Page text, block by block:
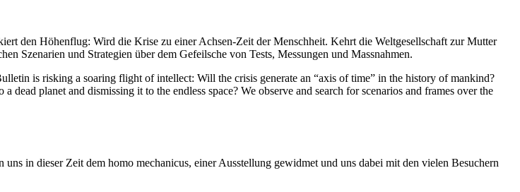
den Höhenflug: Wird die Krise zu einer Achsen-Zeit der Menschheit. Kehrt die Weltgesellschaft zur Mutter
Szenarien und Strategien über dem Gefeilsche von Tests, Messungen und Massnahmen.
is risking a soaring flight of intellect: Will the crisis generate an “axis of time” in the history of mankind?
planet and dismissing it to the endless space? We observe and search for scenarios and frames over the
in dieser Zeit dem homo mechanicus, einer Ausstellung gewidmet und uns dabei mit den vielen Besuchern